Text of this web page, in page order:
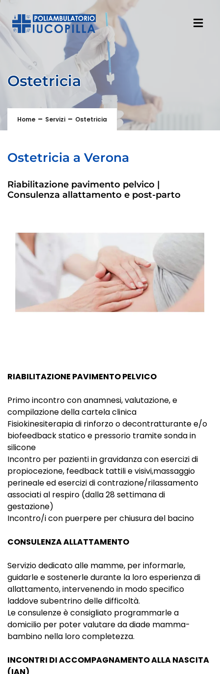
Ostetricia
Home Servizi Ostetricia
Ostetricia a Verona
Riabilitazione pavimento pelvico |
Consulenza allattamento e post-parto
RIABILITAZIONE PAVIMENTO PELVICO
Primo incontro con anamnesi, valutazione, e
compilazione della cartela clinica
Fisiokinesiterapia di rinforzo o decontratturante e/o
biofeedback statico e pressorio tramite sonda in
silicone
Incontro per pazienti in gravidanza con esercizi di
propiocezione, feedback tattili e visivi,massaggio
perineale ed esercizi di contrazione/rilassamento
associati al respiro (dalla 28 settimana di
gestazione)
Incontro/i con puerpere per chiusura del bacino
CONSULENZA ALLATTAMENTO
Servizio dedicato alle mamme, per informarle,
guidarle e sostenerle durante la loro esperienza di
allattamento, intervenendo in modo specifico
laddove subentrino delle difficoltà.
Le consulenze è consigliato programmarle a
domicilio per poter valutare da diade mamma-
bambino nella loro completezza.
INCONTRI DI ACCOMPAGNAMENTO ALLA NASCITA